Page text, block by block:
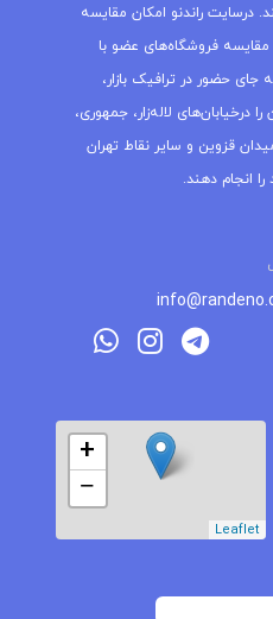
درسایت راندنو امکان مقایسه
مقایسه فروشگاه‌های عضو با
حضور در ترافیک بازار،
درخیابان‌های لاله‌زار، جمهوری،
قزوین و سایر نقاط تهران
انجام دهند.
+
−
Leaflet